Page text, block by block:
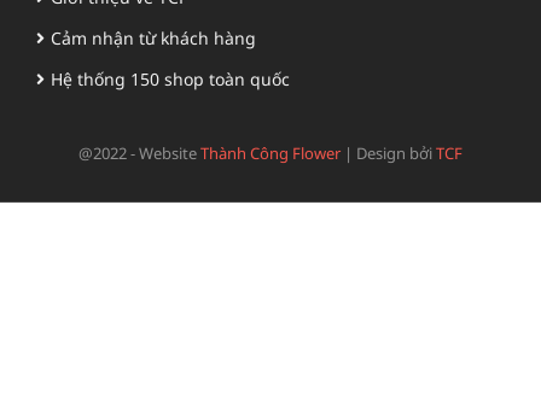
Cảm nhận từ khách hàng
Hệ thống 150 shop toàn quốc
@2022 - WebsiteThành Công Flower | Design bởiTCF